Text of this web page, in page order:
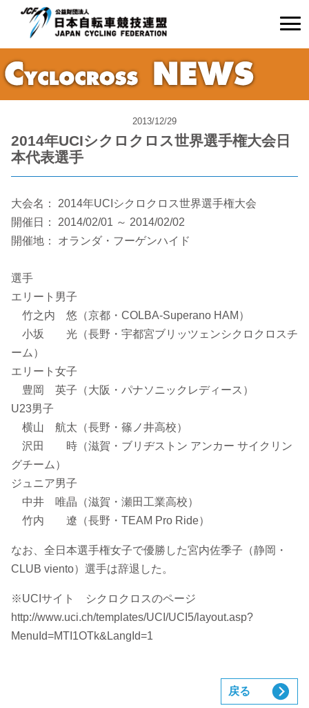
2013/12/29
2014年UCIシクロクロス世界選手権大会日
本代表選手
大会名： 2014年UCIシクロクロス世界選手権大会
開催日： 2014/02/01 ～ 2014/02/02
開催地： オランダ・フーゲンハイド
選手
エリート男子
竹之内 悠（京都・COLBA-Superano HAM）
小坂 光（長野・宇都宮ブリッツェンシクロクロスチ
ーム）
エリート女子
豊岡 英子（大阪・パナソニックレディース）
U23男子
横山 航太（長野・篠ノ井高校）
沢田 時（滋賀・ブリヂストン アンカー サイクリン
グチーム）
ジュニア男子
中井 唯晶（滋賀・瀬田工業高校）
竹内 遼（長野・TEAM Pro Ride）
なお、全日本選手権女子で優勝した宮内佐季子（静岡・
CLUB viento）選手は辞退した。
※UCIサイト シクロクロスのページ
http://www.uci.ch/templates/UCI/UCI5/layout.asp?
MenuId=MTI1OTk&LangId=1
戻る